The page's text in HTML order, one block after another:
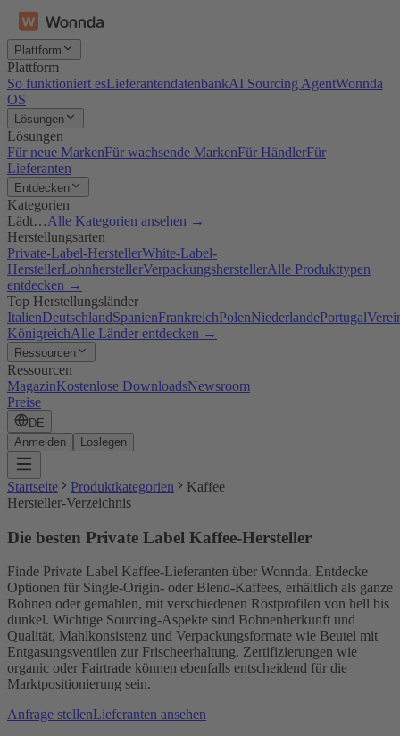
Plattform
Plattform
So funktioniert esLieferantendatenbankAI Sourcing AgentWonnda
OS
Lösungen
Lösungen
Für neue MarkenFür wachsende MarkenFür HändlerFür
Lieferanten
Entdecken
Kategorien
Lädt…Alle Kategorien ansehen →
Herstellungsarten
Private-Label-HerstellerWhite-Label-
HerstellerLohnherstellerVerpackungsherstellerAlle Produkttypen
entdecken →
Top Herstellungsländer
ItalienDeutschlandSpanienFrankreichPolenNiederlandePortugal
KönigreichAlle Länder entdecken →
Ressourcen
Ressourcen
MagazinKostenlose DownloadsNewsroom
Preise
DE
Anmelden
Loslegen
Startseite Produktkategorien
Kaffee
Hersteller-Verzeichnis
Die besten Private Label Kaffee-Hersteller
Finde Private Label Kaffee-Lieferanten über Wonnda. Entdecke
Optionen für Single-Origin- oder Blend-Kaffees, erhältlich als ganze
Bohnen oder gemahlen, mit verschiedenen Röstprofilen von hell bis
dunkel. Wichtige Sourcing-Aspekte sind Bohnenherkunft und
Qualität, Mahlkonsistenz und Verpackungsformate wie Beutel mit
Entgasungsventilen zur Frischeerhaltung. Zertifizierungen wie
organic oder Fairtrade können ebenfalls entscheidend für die
Marktpositionierung sein.
Anfrage stellenLieferanten ansehen